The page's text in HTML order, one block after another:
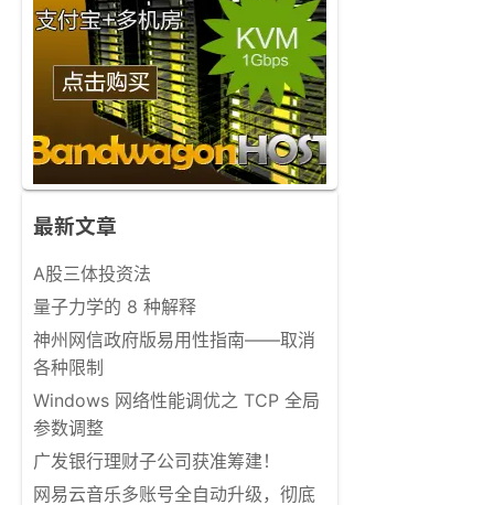
最新文章
A股三体投资法
量子力学的 8 种解释
神州网信政府版易用性指南——取消
各种限制
Windows 网络性能调优之 TCP 全局
参数调整
广发银行理财子公司获准筹建！
网易云音乐多账号全自动升级，彻底